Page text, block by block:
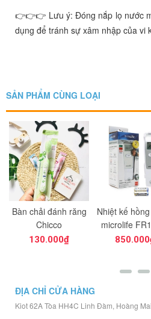
👉👉👉 Lưu ý: Đóng nắp lọ nước
dụng để tránh sự xâm nhập của vi
SẢN PHẨM CÙNG LOẠI
Bàn chải đánh răng
Chicco
130.000₫
Nhiệt kế
microlife
ĐỊA CHỈ CỬA HÀNG
Kiot 62A Tòa HH4C Linh Đàm, Hoàng